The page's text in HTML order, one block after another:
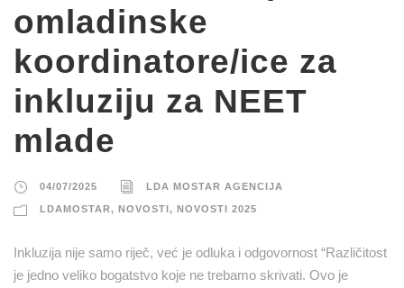
omladinske
koordinatore/ice za
inkluziju za NEET
mlade
04/07/2025 LDA MOSTAR AGENCIJA
LDAMOSTAR, NOVOSTI, NOVOSTI 2025
Inkluzija nije samo riječ, već je odluka i odgovornost “Različitost
je jedno veliko bogatstvo koje ne trebamo skrivati. Ovo je